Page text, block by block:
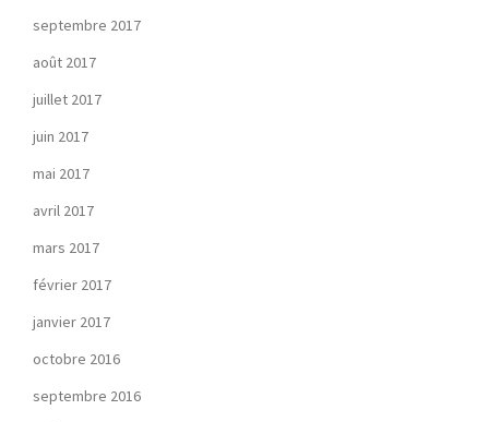
septembre 2017
août 2017
juillet 2017
juin 2017
mai 2017
avril 2017
mars 2017
février 2017
janvier 2017
octobre 2016
septembre 2016